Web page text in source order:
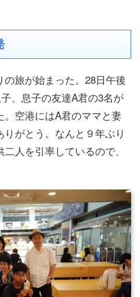
の旅が始まった。28日午後
、息子の友達A君の3名が
空港にはA君のママと妻
がとう。なんと９年ぶり
人を引率しているので、